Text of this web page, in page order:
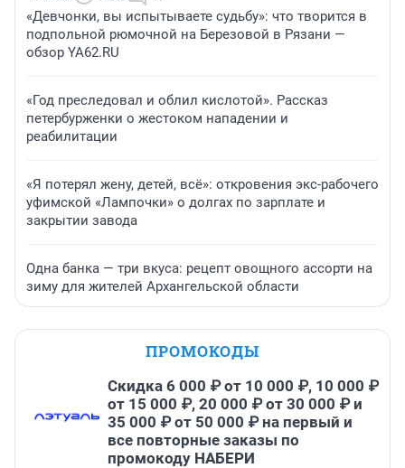
«Девчонки, вы испытываете судьбу»: что творится в
подпольной рюмочной на Березовой в Рязани —
обзор YA62.RU
«Год преследовал и облил кислотой». Рассказ
петербурженки о жестоком нападении и
реабилитации
«Я потерял жену, детей, всё»: откровения экс-рабочего
уфимской «Лампочки» о долгах по зарплате и
закрытии завода
Одна банка — три вкуса: рецепт овощного ассорти на
зиму для жителей Архангельской области
ПРОМОКОДЫ
Скидка 6 000 ₽ от 10 000 ₽, 10 000 ₽
от 15 000 ₽, 20 000 ₽ от 30 000 ₽ и
35 000 ₽ от 50 000 ₽ на первый и
все повторные заказы по
промокоду НАБЕРИ